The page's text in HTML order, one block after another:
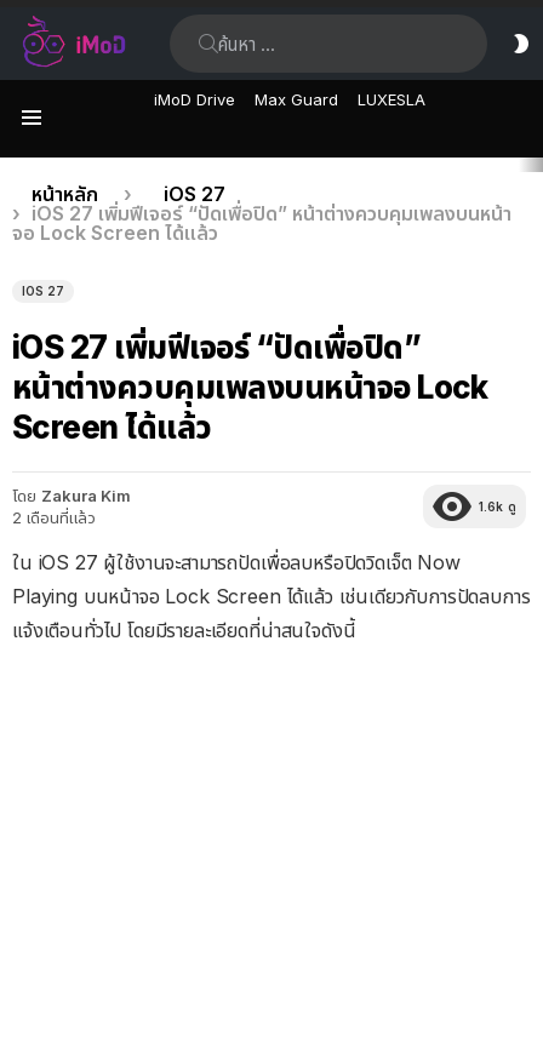
iMoD Drive Max Guard LUXESLA
เรื่อง
ล่าสุด
คุณอยู่ที่นี่:
หน้าหลัก
iOS 27
iOS 27 เพิ่มฟีเจอร์ “ปัดเพื่อปิด” หน้าต่างควบคุมเพลงบนหน้า
จอ Lock Screen ได้แล้ว
IOS 27
iOS 27 เพิ่มฟีเจอร์ “ปัดเพื่อปิด”
หน้าต่างควบคุมเพลงบนหน้าจอ Lock
Screen ได้แล้ว
โดย Zakura Kim
2 เดือนที่แล้ว
1.6k ดู
ใน iOS 27 ผู้ใช้งานจะสามารถปัดเพื่อลบหรือปิดวิดเจ็ต Now
Playing บนหน้าจอ Lock Screen ได้แล้ว เช่นเดียวกับการปัดลบการ
แจ้งเตือนทั่วไป โดยมีรายละเอียดที่น่าสนใจดังนี้